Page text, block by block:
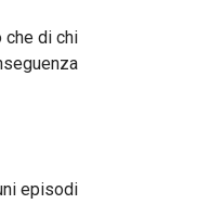
che di chi
episodi